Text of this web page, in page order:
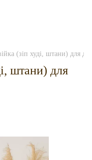
(зіп худі, штани) для
штани) для